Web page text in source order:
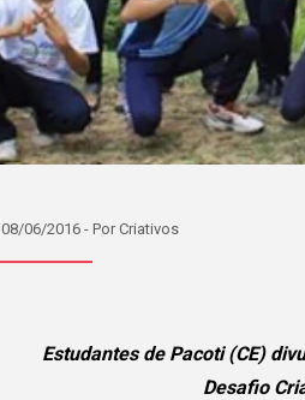
08/06/2016 - Por Criativos
Estudantes de Pacoti (CE)
Desafio